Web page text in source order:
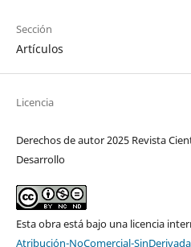
Sección
Artículos
Licencia
Derechos de autor 2025 Revista
Desarrollo
Esta obra está bajo una licencia
Atribución-NoComercial-